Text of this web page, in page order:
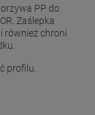
PP do
Zaślepka
również chroni
profilu.